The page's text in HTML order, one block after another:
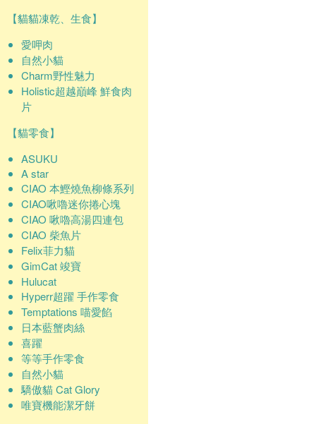
【貓貓凍乾、生食】
愛呷肉
自然小貓
Charm野性魅力
Holistic超越巔峰 鮮食肉
片
【貓零食】
ASUKU
A star
CIAO 本鰹燒魚柳條系列
CIAO啾嚕迷你捲心塊
CIAO 啾嚕高湯四連包
CIAO 柴魚片
Felix菲力貓
GimCat 竣寶
Hulucat
Hyperr超躍 手作零食
Temptations 喵愛餡
日本藍蟹肉絲
喜躍
等等手作零食
自然小貓
驕傲貓 Cat Glory
唯寶機能潔牙餅